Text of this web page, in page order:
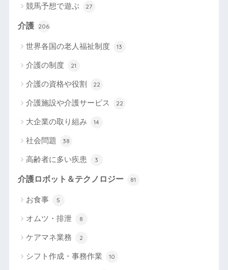
競馬予想で遊ぶ 27
介護 206
世界各国の老人福祉制度 13
介護の制度 21
介護の資格や役割 22
介護施設や介護サービス 22
大企業の取り組み 14
社会問題 38
高齢者に多い疾患 3
介護ロボット＆テクノロジー 81
お食事 5
オムツ・排泄 8
ケアマネ業務 2
シフト作成・事務作業 10